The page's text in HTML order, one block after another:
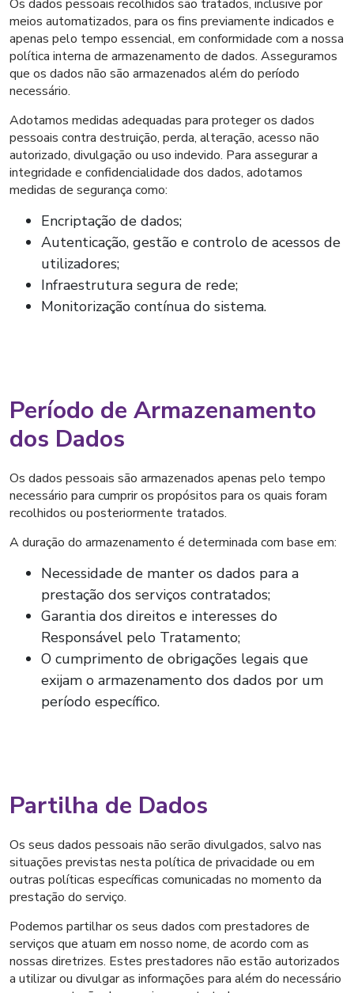
Os dados pessoais recolhidos são tratados, inclusive por
meios automatizados, para os fins previamente indicados e
apenas pelo tempo essencial, em conformidade com a nossa
política interna de armazenamento de dados. Asseguramos
que os dados não são armazenados além do período
necessário.
Adotamos medidas adequadas para proteger os dados
pessoais contra destruição, perda, alteração, acesso não
autorizado, divulgação ou uso indevido. Para assegurar a
integridade e confidencialidade dos dados, adotamos
medidas de segurança como:
Encriptação de dados;
Autenticação, gestão e controlo de acessos de
utilizadores;
Infraestrutura segura de rede;
Monitorização contínua do sistema.
Período de Armazenamento
dos Dados
Os dados pessoais são armazenados apenas pelo tempo
necessário para cumprir os propósitos para os quais foram
recolhidos ou posteriormente tratados.
A duração do armazenamento é determinada com base em:
Necessidade de manter os dados para a
prestação dos serviços contratados;
Garantia dos direitos e interesses do
Responsável pelo Tratamento;
O cumprimento de obrigações legais que
exijam o armazenamento dos dados por um
período específico.
Partilha de Dados
Os seus dados pessoais não serão divulgados, salvo nas
situações previstas nesta política de privacidade ou em
outras políticas específicas comunicadas no momento da
prestação do serviço.
Podemos partilhar os seus dados com prestadores de
serviços que atuam em nosso nome, de acordo com as
nossas diretrizes. Estes prestadores não estão autorizados
a utilizar ou divulgar as informações para além do necessário